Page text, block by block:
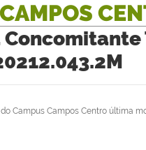
CAMPOS
Concomitante
Campus Campos Centro última